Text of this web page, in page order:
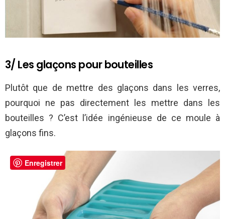
3/ Les glaçons pour bouteilles
Plutôt que de mettre des glaçons dans les verres,
pourquoi ne pas directement les mettre dans les
bouteilles ? C’est l’idée ingénieuse de ce moule à
glaçons fins.
Enregistrer